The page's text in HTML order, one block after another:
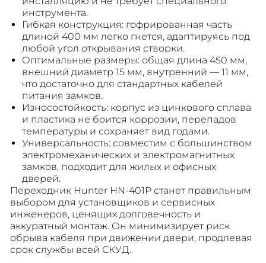
инструмента.
Гибкая конструкция: гофрированная часть
длиной 400 мм легко гнется, адаптируясь под
любой угол открывания створки.
Оптимальные размеры: общая длина 450 мм,
внешний диаметр 15 мм, внутренний — 11 мм,
что достаточно для стандартных кабелей
питания замков.
Износостойкость: корпус из цинкового сплава
и пластика не боится коррозии, перепадов
температуры и сохраняет вид годами.
Универсальность: совместим с большинством
электромеханических и электромагнитных
замков, подходит для жилых и офисных
дверей.
Переходник Hunter HN-401P станет правильным
выбором для установщиков и сервисных
инженеров, ценящих долговечность и
аккуратный монтаж. Он минимизирует риск
обрыва кабеля при движении двери, продлевая
срок службы всей СКУД.